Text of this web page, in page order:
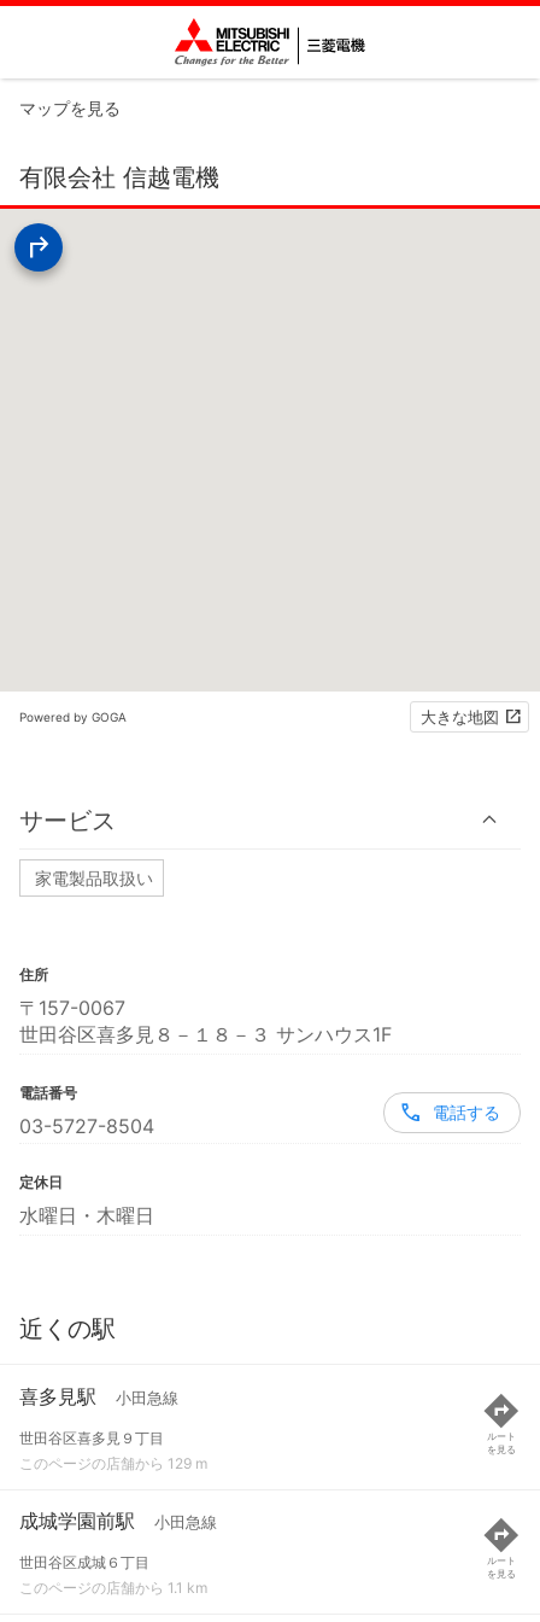
マップを見る
有限会社 信越電機
Powered by GOGA 大きな地図
サービス
家電製品取扱い
住所
〒157-0067
世田谷区喜多見８－１８－３ サンハウス1F
電話番号
03-5727-8504
電話する
定休日
水曜日・木曜日
近くの駅
喜多見駅 小田急線
世田谷区喜多見９丁目
このページの店舗から 129 m
ルート
を見る
成城学園前駅 小田急線
世田谷区成城６丁目
このページの店舗から 1.1 km
ルート
を見る